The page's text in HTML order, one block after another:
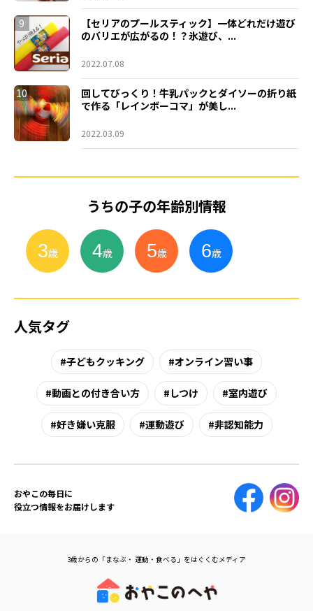
9
【セリアのプールスティック】一体どれだけ遊び
のバリエが広がるの！？氷遊び、...
2022.07.08
10
回してびっくり！牛乳パックとダイソーの折り紙
で作る「レインボーコマ」が美し...
2022.03.09
うちの子の年齢別情報
3歳 4歳 5歳 6歳
人気タグ
子どもクッキング オンライン習い事
動画との付き合い方 しつけ 室内遊び
好き嫌い克服 運動遊び 非認知能力
おやこの毎日に
役立つ情報をお届けします
3歳からの「まなぶ・ 運動・食べる」をはぐくむメディア